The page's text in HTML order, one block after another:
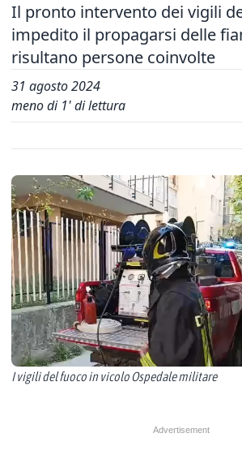
Il pronto intervento dei vigili
impedito il propagarsi delle
risultano persone coinvolte
31 agosto 2024
meno di 1' di lettura
I vigili del fuoco in vicolo Ospedale militare